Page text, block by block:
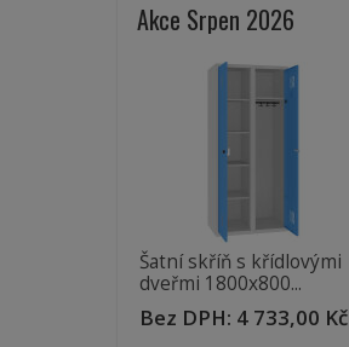
Akce Srpen 2026
Šatní skříň s křídlovými
dveřmi 1800x800...
Bez DPH: 4 733,00 Kč